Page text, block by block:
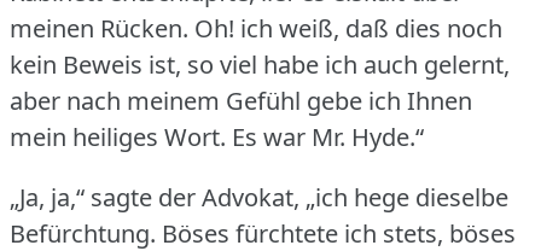
meinen Rücken. Oh! ich weiß, daß dies noch
kein Beweis ist, so viel habe ich auch gelernt,
aber nach meinem Gefühl gebe ich Ihnen
mein heiliges Wort. Es war Mr. Hyde.“
„Ja, ja,“ sagte der Advokat, „ich hege dieselbe
Befürchtung. Böses fürchtete ich stets, böses